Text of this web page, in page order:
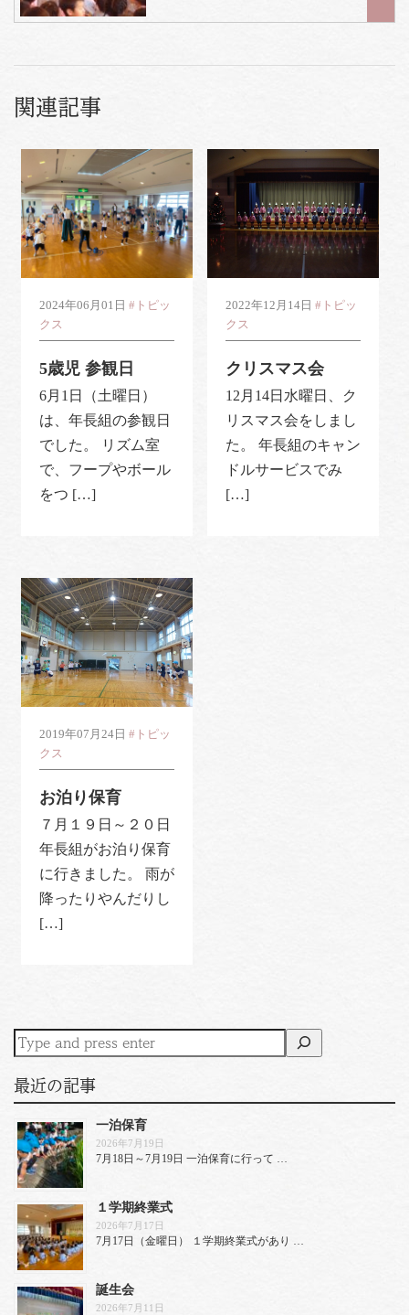
関連記事
2024年06月01日 #トピッ
クス
5歳児 参観日
6月1日（土曜日）
は、年長組の参観日
でした。 リズム室
で、フープやボール
をつ […]
2022年12月14日#トピッ
クス
クリスマス会
12月14日水曜日、ク
リスマス会をしまし
た。 年長組のキャン
ドルサービスでみ
[…]
2019年07月24日 #トピッ
クス
お泊り保育
７月１９日～２０日
年長組がお泊り保育
に行きました。 雨が
降ったりやんだりし
[…]
最近の記事
一泊保育
2026年7月19日
7月18日～7月19日 一泊保育に行って …
１学期終業式
2026年7月17日
7月17日（金曜日） １学期終業式があり …
誕生会
2026年7月11日